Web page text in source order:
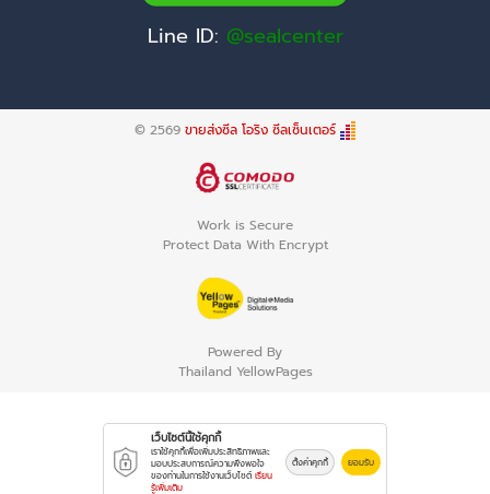
Line ID: @sealcenter
© 2569 ขายส่งซีล โอริง ซีลเซ็นเตอร์
Work is Secure
Protect Data With Encrypt
Powered By
Thailand YellowPages
เว็บไซต์นี้ใช้คุกกี้
เราใช้คุกกี้เพื่อเพิ่มประสิทธิภาพและ
มอบประสบการณ์ความพึงพอใจ
ของท่านในการใช้งานเว็บไซต์ เรียน
รู้เพิ่มเติม
ตั้งค่าคุกกี้ ยอมรับ